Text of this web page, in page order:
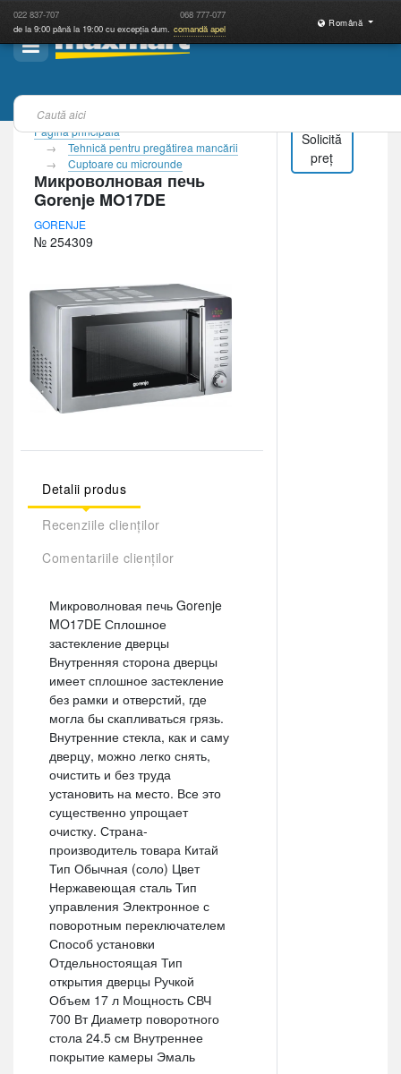
022 837-707 068 777-077
de la 9:00 până la 19:00 cu excepția dum. comandă apel
Română
Pagina principală
Tehnică pentru pregătirea mancării
Cuptoare cu microunde
Микроволновая печь
Gorenje MO17DE
GORENJE
№ 254309
Detalii produs
Recenziile clienților
Comentariile clienților
Микроволновая печь Gorenje
MO17DE Сплошное
застекление дверцы
Внутренняя сторона дверцы
имеет сплошное застекление
без рамки и отверстий, где
могла бы скапливаться грязь.
Внутренние стекла, как и саму
дверцу, можно легко снять,
очистить и без труда
установить на место. Все это
существенно упрощает
очистку. Страна-
производитель товара Китай
Тип Обычная (соло) Цвет
Нержавеющая сталь Тип
управления Электронное с
поворотным переключателем
Способ установки
Отдельностоящая Тип
открытия дверцы Ручкой
Объем 17 л Мощность СВЧ
700 Вт Диаметр поворотного
стола 24.5 см Внутреннее
покрытие камеры Эмаль
Solicită
preț